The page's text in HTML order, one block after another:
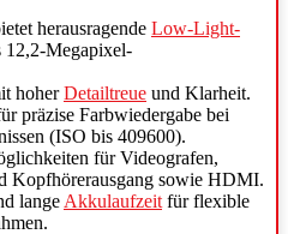
herausragende Low-Light-
12,2-Megapixel-
hoherDetailtreue und Klarheit.
präzise Farbwiedergabe bei
(ISO bis 409600).
für Videografen,
Kopfhörerausgang sowie HDMI.
lange Akkulaufzeit für flexible